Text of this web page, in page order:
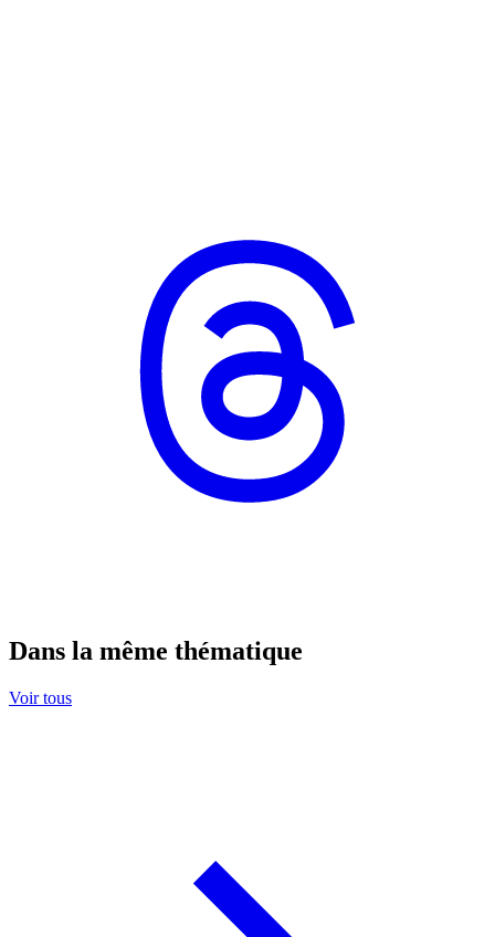
Dans la même thématique
Voir tous